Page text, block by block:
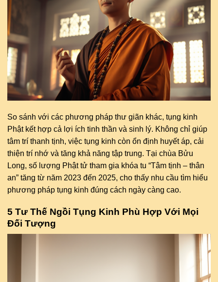
So sánh với các phương pháp thư giãn khác, tụng kinh
Phật kết hợp cả lợi ích tinh thần và sinh lý. Không chỉ giúp
tâm trí thanh tịnh, việc tụng kinh còn ổn định huyết áp, cải
thiện trí nhớ và tăng khả năng tập trung. Tại chùa Bửu
Long, số lượng Phật tử tham gia khóa tu “Tâm tịnh – thân
an” tăng từ năm 2023 đến 2025, cho thấy nhu cầu tìm hiểu
phương pháp tụng kinh đúng cách ngày càng cao.
5 Tư Thế Ngồi Tụng Kinh Phù Hợp Với Mọi
Đối Tượng